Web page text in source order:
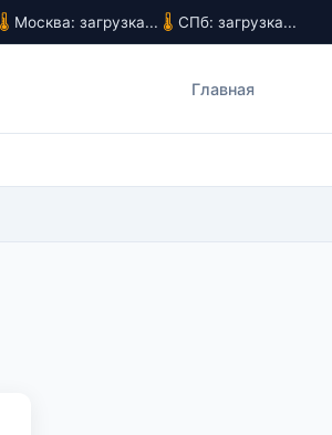
Москва: загрузка... СПб: загрузка...
Главная